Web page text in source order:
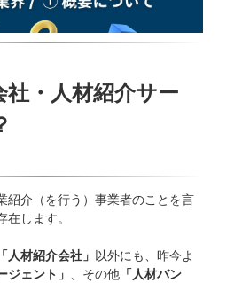
インタビュー
代表メッセージ
社・人材紹介サー
紹介（を行う）事業者のことを言
在します。
「人材紹介会社」 以外にも、昨今よ
ジェント」 、その他 「人材バン